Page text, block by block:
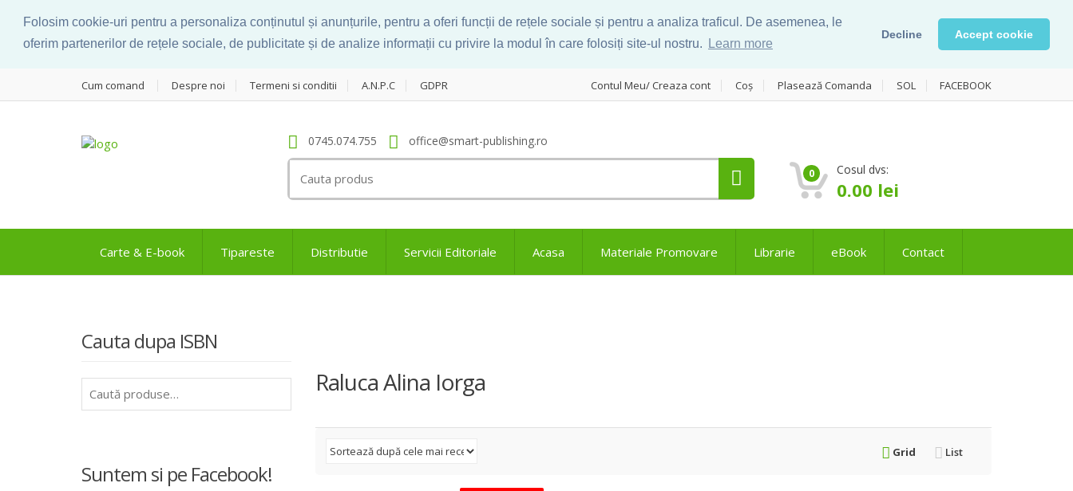
Folosim cookie-uri pentru a personaliza conținutul și anunțurile, pentru a oferi funcții de rețele sociale și pentru a analiza traficul. De asemenea, le
oferim partenerilor de rețele sociale, de publicitate și de analize informații cu privire la modul în care folosiți site-ul nostru.
Learn more
Decline Accept cookie
Cum comand Despre noi Termeni si conditii A.N.P.C GDPR Contul Meu/ Creaza cont Coș Plasează Comanda SOL FACEBOOK
0745.074.755 office@smart-publishing.ro
for:
0 Cosul dvs:
0.00 lei
Carte & E-book Tipareste Distributie Servicii Editoriale Acasa Materiale Promovare Librarie eBook Contact
Raluca Alina Iorga
Grid List
Cauta dupa ISBN
după:
Suntem si pe Facebook!